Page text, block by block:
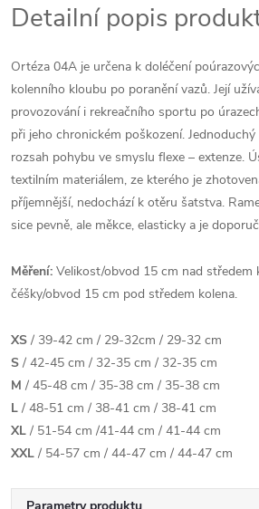
Detailní popis
Ortéza 04A je určena k doléčení
kolenního kloubu po poranění vazů. Její
provozování i rekreačního sportu po
při jeho chronickém poškození.
rozsah pohybu ve smyslu flexe – extenze.
textilním materiálem, ze kterého je
příjemnější, nedochází k otěru šatstva.
sice pevně, ale měkce, elasticky a je
Měření: Velikost/obvod 15 cm nad středem
čéšky/obvod 15 cm pod středem kolena.
XS / 39-42 cm / 29-32cm / 29-32 cm
S / 42-45 cm / 32-35 cm / 32-35 cm
M / 45-48 cm / 35-38 cm / 35-38 cm
L / 48-51 cm / 38-41 cm / 38-41 cm
XL / 51-54 cm /41-44 cm / 41-44 cm
XXL / 54-57 cm / 44-47 cm / 44-47 cm